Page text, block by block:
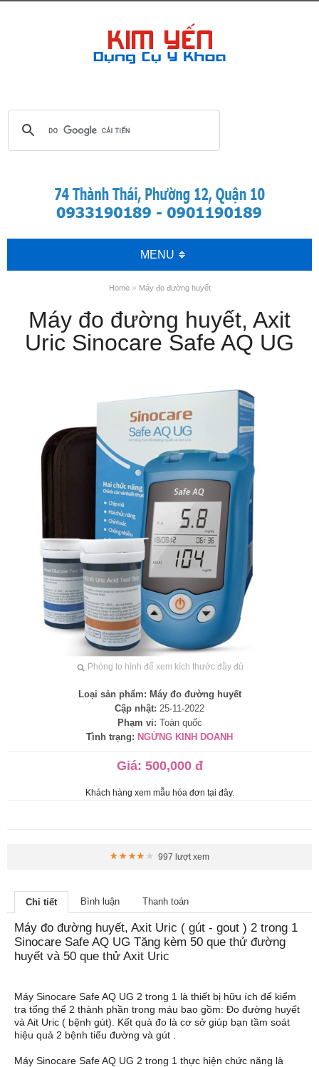
MENU
Home» Máy đo đường huyết
Máy đo đường huyết, Axit
Uric Sinocare Safe AQ UG
Phóng to hình để xem kích thước đầy đủ
Loại sản phẩm: Máy đo đường huyết
Cập nhật: 25-11-2022
Phạm vi: Toàn quốc
Tình trạng: NGỪNG KINH DOANH
Giá: 500,000 đ
Khách hàng xem mẫu hóa đơn tại đây.
997 lượt xem
Chi tiết Bình luận Thanh toán
Máy đo đường huyết, Axit Uric ( gút - gout ) 2 trong 1
Sinocare Safe AQ UG Tặng kèm 50 que thử đường
huyết và 50 que thử Axit Uric
Máy Sinocare Safe AQ UG 2 trong 1 là thiết bị hữu ích để kiểm
tra tổng thể 2 thành phần trong máu bao gồm: Đo đường huyết
và Ait Uric ( bệnh gút). Kết quả đo là cơ sở giúp bạn tầm soát
hiệu quả 2 bệnh tiểu đường và gút .
Máy Sinocare Safe AQ UG 2 trong 1 thực hiện chức năng là